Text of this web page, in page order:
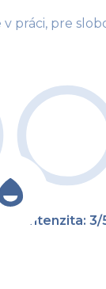
práci, pre
Intenzita: 3/